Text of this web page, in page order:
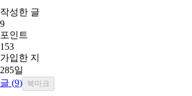
작성한 글
9
포인트
153
가입한 지
285일
글 (9) 북마크